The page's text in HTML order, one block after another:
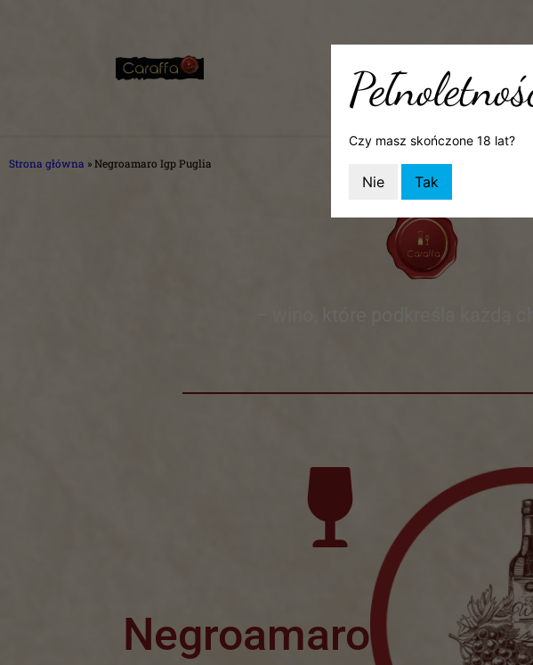
Strona główna » Negroamaro Igp Puglia
Negroamaro
Czy masz skończone 18 lat?
Nie Tak